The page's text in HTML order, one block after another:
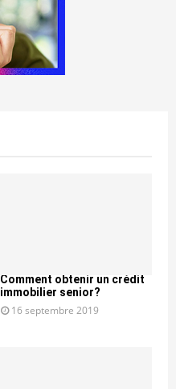
Comment obtenir un crédit
immobilier senior?
16 septembre 2019